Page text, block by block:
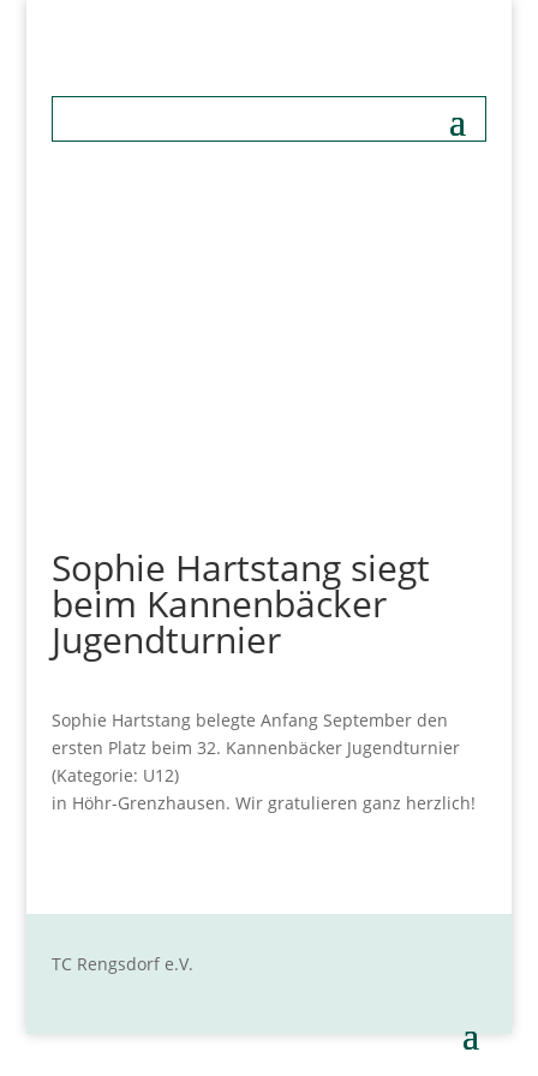
Sophie Hartstang siegt
beim Kannenbäcker
Jugendturnier
Sophie Hartstang belegte Anfang September den
ersten Platz beim 32. Kannenbäcker Jugendturnier
(Kategorie: U12)
in Höhr-Grenzhausen. Wir gratulieren ganz herzlich!
TC Rengsdorf e.V.